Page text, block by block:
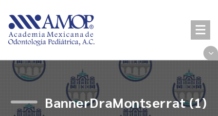
content
BannerDraMontserrat (1)